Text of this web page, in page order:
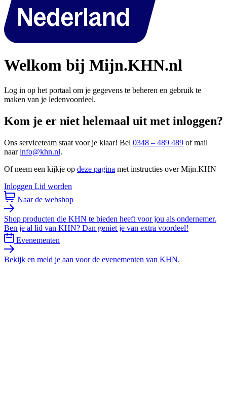
Welkom bij Mijn.KHN.nl
Log in op het portaal om je gegevens te beheren en gebruik te
maken van je ledenvoordeel.
Kom je er niet helemaal uit met inloggen?
Ons serviceteam staat voor je klaar! Bel 0348 – 489 489 of mail
naarinfo@khn.nl.
Of neem een kijkje op deze pagina met instructies over Mijn.KHN
Inloggen Lid worden
Naar de webshop
Shop producten die KHN te bieden heeft voor jou als ondernemer.
Ben je al lid van KHN? Dan geniet je van extra voordeel!
Evenementen
Bekijk en meld je aan voor de evenementen van KHN.